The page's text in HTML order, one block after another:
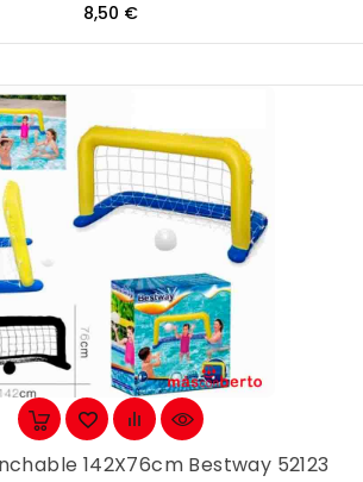
Precio
8,50 €
142X76cm Bestway 52123